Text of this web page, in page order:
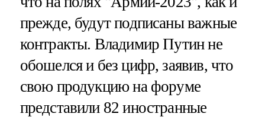
прежде, будут подписаны важные
контракты. Владимир Путин не
обошелся и без цифр, заявив, что
свою продукцию на форуме
представили 82 иностранные